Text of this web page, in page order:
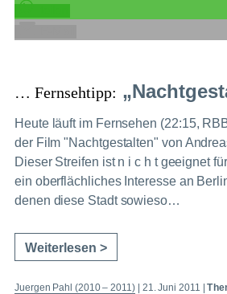
… Fernsehtipp:
Heute läuft im Fernsehen (22:15,
der Film "Nachtgestalten" von
Dieser Streifen ist n i c h t geeignet
ein oberflächliches Interesse an
denen diese Stadt sowieso…
Weiterlesen >
Juergen Pahl (2010 – 2011)| 21. Juni 2011 |